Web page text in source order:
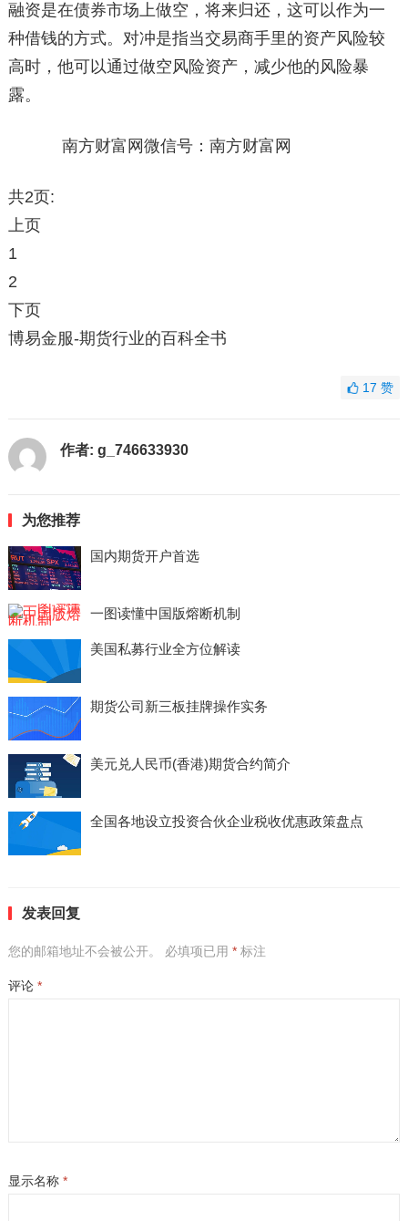
融资是在债券市场上做空，将来归还，这可以作为一
种借钱的方式。对冲是指当交易商手里的资产风险较
高时，他可以通过做空风险资产，减少他的风险暴
露。
南方财富网微信号：南方财富网
共2页:
上页
1
2
下页
博易金服-期货行业的百科全书
17赞
作者: g_746633930
为您推荐
国内期货开户首选
一图读懂中国版熔断机制
美国私募行业全方位解读
期货公司新三板挂牌操作实务
美元兑人民币(香港)期货合约简介
全国各地设立投资合伙企业税收优惠政策盘点
发表回复
您的邮箱地址不会被公开。 必填项已用 *标注
评论 *
显示名称 *